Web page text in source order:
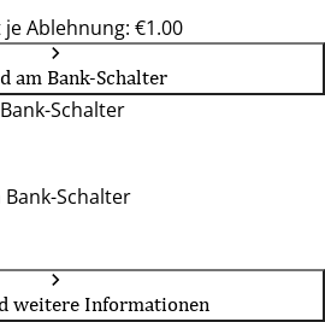
Ablehnung: €1.00
am Bank-Schalter
Schalter
Schalter
weitere Informationen